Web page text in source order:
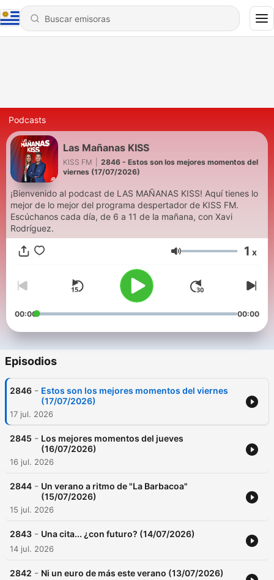
Podcasts
Las Mañanas KISS
KISS FM
2846 - Estos son los mejores momentos del
viernes (17/07/2026)
¡Bienvenido al podcast de LAS MAÑANAS KISS! Aquí tienes lo
mejor de lo mejor del programa despertador de KISS FM.
Escúchanos cada día, de 6 a 11 de la mañana, con Xavi
Rodríguez.
Volumen 1 x
00:00 00:00
Episodios
2846 - Estos son los mejores momentos del viernes
(17/07/2026)
17 jul. 2026
2845 - Los mejores momentos del jueves
(16/07/2026)
16 jul. 2026
2844 - Un verano a ritmo de "La Barbacoa"
(15/07/2026)
15 jul. 2026
2843 - Una cita... ¿con futuro? (14/07/2026)
14 jul. 2026
2842 - Ni un euro de más este verano (13/07/2026)